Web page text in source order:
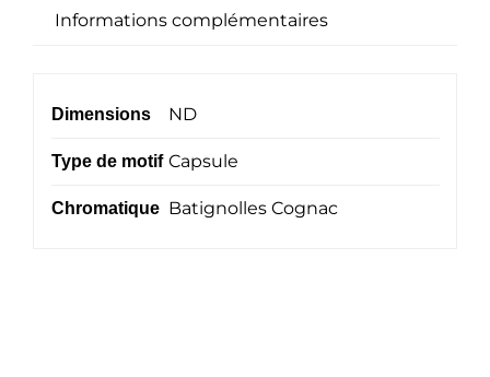
Informations complémentaires
Dimensions ND
Type de motif Capsule
Chromatique Batignolles Cognac